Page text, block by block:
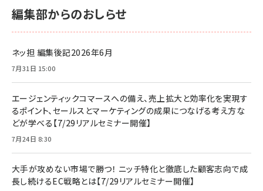
編集部からのおしらせ
ネッ担 編集後記2026年6月
7月31日 15:00
エージェンティックコマースへの備え、売上拡大と効率化を実現す
るポイント、セールスとマーケティングの成果につなげる考え方な
どが学べる【7/29リアルセミナー開催】
7月24日 8:30
大手が攻めない市場で勝つ！ ニッチ特化と徹底した顧客志向で成
長し続けるEC戦略とは【7/29リアルセミナー開催】